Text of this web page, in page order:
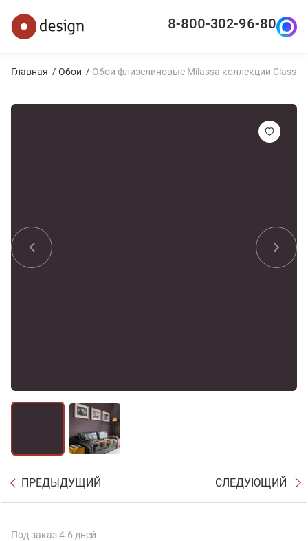
8-800-302-96-80
Главная Обои Обои флизелиновые Milassa коллекции Classic
ПРЕДЫДУЩИЙ СЛЕДУЮЩИЙ
Под заказ 4-6 дней